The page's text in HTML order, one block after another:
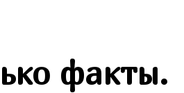
факты.